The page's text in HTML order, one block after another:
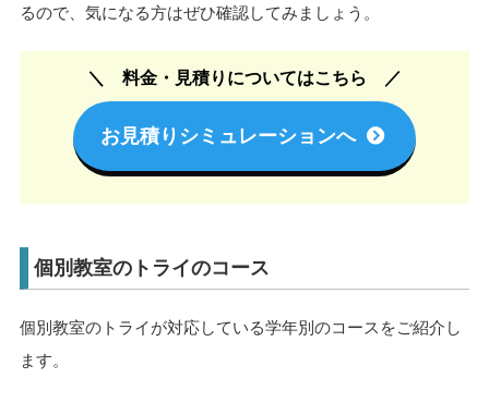
用のカリキュラムを作成します。
そのため、料金の詳細はお見積りシミュレーション から確認
してみてください。
公式サイトから、
でお問い合わせやお見積りができ